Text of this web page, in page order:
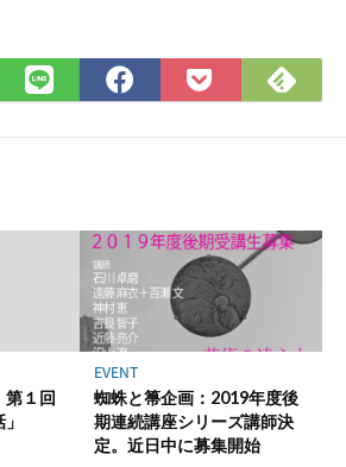
LINE
で
Facebook
で
Pocket
に
で
第１回
EVENT
蜘蛛と箒企画：2019年度後
期連続講座シリーズ講師決
定。近日中に募集開始